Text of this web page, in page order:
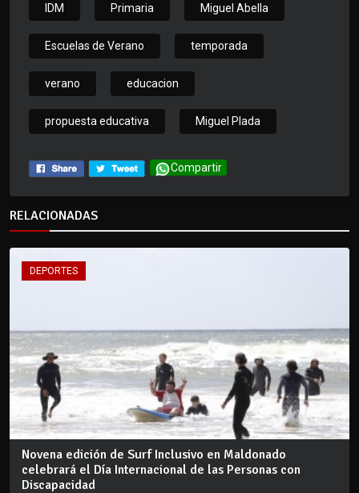
IDM Primaria Miguel Abella
Escuelas de Verano temporada
verano educacion
propuesta educativa Miguel Plada
Compartir
RELACIONADAS
DEPORTES
Novena edición de Surf Inclusivo en Maldonado
celebrará el Día Internacional de las Personas con
Discapacidad